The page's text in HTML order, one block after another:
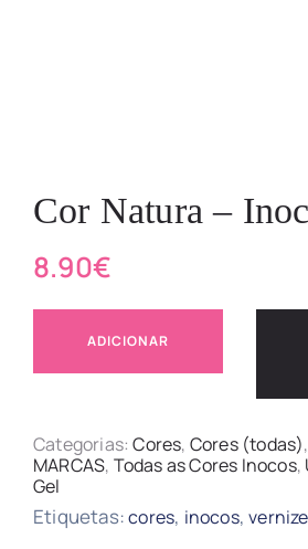
Cor Natura –
8.90€
ADICIONAR
Categorias:Cores, Cores (todas),
MARCAS, Todas as Cores Inocos,
Gel
Etiquetas:cores, inocos,